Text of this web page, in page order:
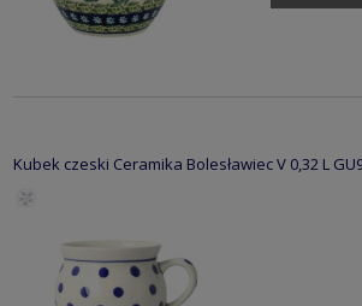
Kubek czeski Ceramika Bolesławiec V 0,32 L